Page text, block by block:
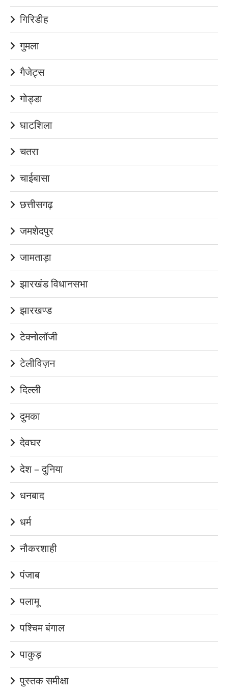
गिरिडीह
गुमला
गैजेट्स
गोड्डा
घाटशिला
चतरा
चाईबासा
छत्तीसगढ़
जमशेदपुर
जामताड़ा
झारखंड विधानसभा
झारखण्ड
टेक्नोलॉजी
टेलीविज़न
दिल्ली
दुमका
देवघर
देश – दुनिया
धनबाद
धर्म
नौकरशाही
पंजाब
पलामू
पश्चिम बंगाल
पाकुड़
पुस्तक समीक्षा